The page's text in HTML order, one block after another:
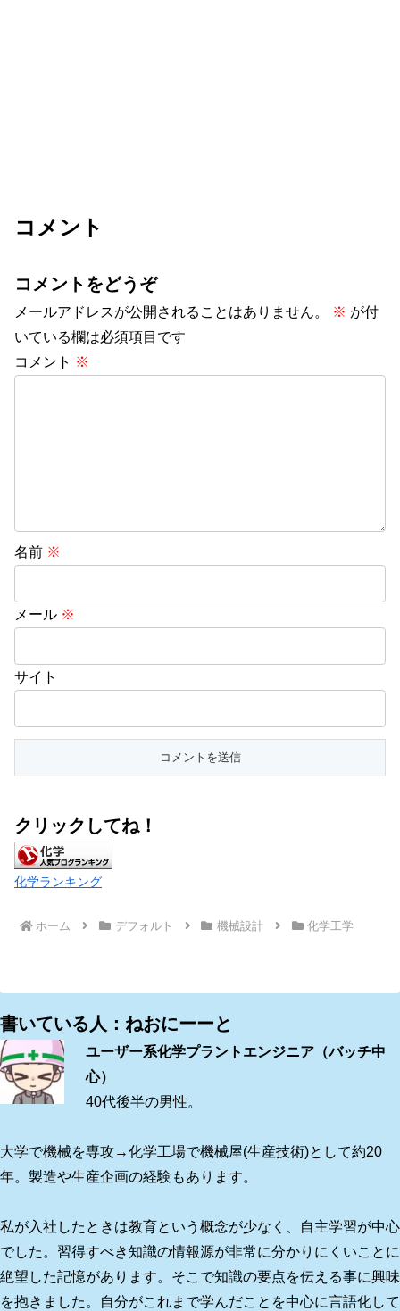
コメント
コメントをどうぞ
メールアドレスが公開されることはありません。 ※ が付
いている欄は必須項目です
コメント ※
名前 ※
メール ※
サイト
クリックしてね！
化学ランキング
ホーム デフォルト 機械設計 化学工学
書いている人：ねおにーーと
ユーザー系化学プラントエンジニア（バッチ中
心）
40代後半の男性。
大学で機械を専攻→化学工場で機械屋(生産技術)として約20
年。製造や生産企画の経験もあります。
私が入社したときは教育という概念が少なく、自主学習が中心
でした。習得すべき知識の情報源が非常に分かりにくいことに
絶望した記憶があります。そこで知識の要点を伝える事に興味
を抱きました。自分がこれまで学んだことを中心に言語化して